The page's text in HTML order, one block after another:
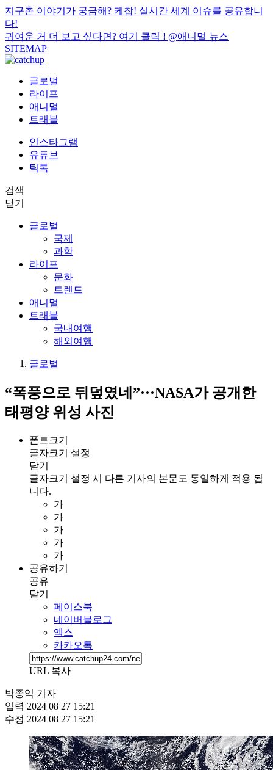
지구촌 이야기가 궁금해? 케찹! 실시간 세계 이슈를 공유합니
다!
귀여운 거 더 보고 싶다면? 여기 클릭 ! @애니멀 뉴스
SITEMAP
글로벌
라이프
애니멀
트래블
인스타그램
유튜브
틱톡
검색
닫기
글로벌
국제
과학
라이프
문화
트렌드
애니멀
트래블
국내여행
해외여행
글로벌
“폭풍으로 뒤덮였네”···NASA가 공개한
태평양 위성 사진
폰트크기
글자크기 설정
닫기
글자크기 설정 시 다른 기사의 본문도 동일하게 적용 됩
니다.
가
가
가
가
가
공유하기
공유
닫기
페이스북
네이버블로그
엑스
카카오톡
URL 복사
박종익 기자
입력 2024 08 27 15:21
수정 2024 08 27 15:21